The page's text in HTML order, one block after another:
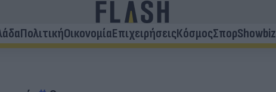
ΠολιτικήΟικονομίαΕπιχειρήσειςΚόσμοςΣπορShowbiz